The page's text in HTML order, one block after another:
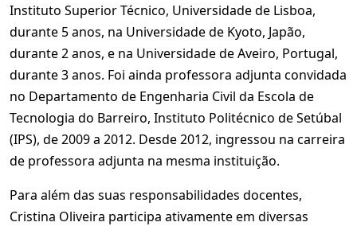
Instituto Superior Técnico, Universidade de Lisboa,
durante 5 anos, na Universidade de Kyoto, Japão,
durante 2 anos, e na Universidade de Aveiro, Portugal,
durante 3 anos. Foi ainda professora adjunta convidada
no Departamento de Engenharia Civil da Escola de
Tecnologia do Barreiro, Instituto Politécnico de Setúbal
(IPS), de 2009 a 2012. Desde 2012, ingressou na carreira
de professora adjunta na mesma instituição.
Para além das suas responsabilidades docentes,
Cristina Oliveira participa ativamente em diversas